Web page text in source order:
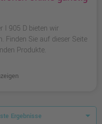
I 905 D bieten wir
Finden Sie auf dieser Seite
Produkte.